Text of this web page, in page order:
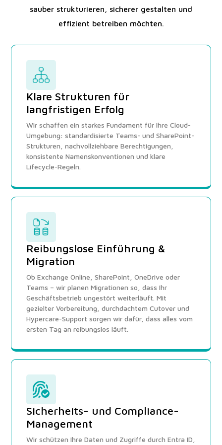
sauber strukturieren, sicherer gestalten und
effizient betreiben möchten.
Klare Strukturen für
langfristigen Erfolg
Wir schaffen ein starkes Fundament für Ihre Cloud-
Umgebung: standardisierte Teams- und SharePoint-
Strukturen, nachvollziehbare Berechtigungen,
konsistente Namenskonventionen und klare
Lifecycle-Regeln.
Reibungslose Einführung &
Migration
Ob Exchange Online, SharePoint, OneDrive oder
Teams – wir planen Migrationen so, dass Ihr
Geschäftsbetrieb ungestört weiterläuft. Mit
gezielter Vorbereitung, durchdachtem Cutover und
Hypercare-Support sorgen wir dafür, dass alles vom
ersten Tag an reibungslos läuft.
Sicherheits- und Compliance-
Management
Wir schützen Ihre Daten und Zugriffe durch Entra ID,